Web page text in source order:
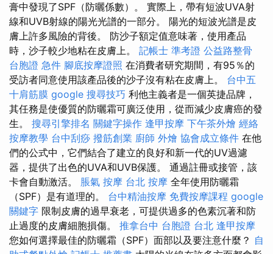
膏中發現了SPF（防曬係數）。 實際上，帶有短波UVA射
線和UVB射線的陽光光譜的一部分。 陽光的短波光譜是皮
膚上許多風險的背後。 防沙子額定值意味著，使用產品
時，沙子較少地粘在皮膚上。 記帳士 準考證 公益路整骨
台胞證 急件 腳底按摩證照 在消費者研究期間，有95％的
受訪者同意使用該產品後的沙子沒有粘在皮膚上。 台中五
十肩筋膜 google 搜尋技巧 利他主義者是一個英捷品牌，
其任務是使優質的防曬霜可廣泛使用，從而減少皮膚癌的發
生。 搜尋引擎排名 關鍵字操作 逢甲按摩 下午茶外燴 經絡
按摩教學 台中刮痧 撥筋創業 廚師 外燴 協會成立條件 在他
們的公式中，它們結合了建立的良好和新一代的UV過濾
器，提供了出色的UVA和UVB保護。 通過註冊或接管，該
卡會自動激活。 脹氣 按摩 台北 按摩 全年使用防曬霜
（SPF）是有道理的。 台中精油按摩 免費按摩課程 google
關鍵字 限制皮膚的過早衰老，可提供過多的色素沉著和防
止過度的皮膚細胞損傷。 推拿台中 台胞證 台北 逢甲按摩
您如何選擇最佳的防曬霜（SPF）面部以及要注意什麼？ 自